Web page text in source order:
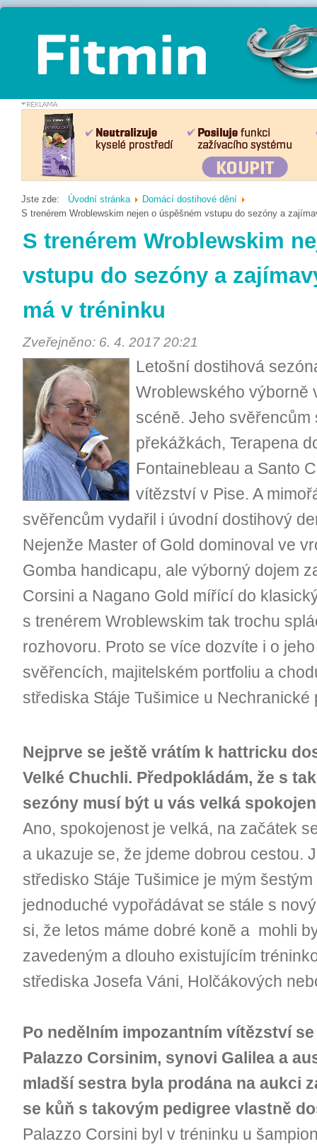
Jste zde: Úvodní stránka
Domácí dostihové dění
S trenérem Wroblewskim nejen o úspěšném vstupu do sezóny a
S trenérem Wroblewskim
vstupu do sezóny a
má v tréninku
Zveřejněno: 6. 4. 2017 20:21
Letošní dostihová
Wroblewského výborně
scéně. Jeho svěřencům
překážkách, Terapena
Fontainebleau a Santo
vítězství v Pise. A
svěřencům vydařil i úvodní dostihový
Nejenže Master of Gold dominoval ve
Gomba handicapu, ale výborný dojem
Corsini a Nagano Gold mířící do
s trenérem Wroblewskim tak trochu
rozhovoru. Proto se více dozvíte i o
svěřencích, majitelském portfoliu a
střediska Stáje Tušimice u
Nejprve se ještě vrátím k hattricku
Velké Chuchli. Předpokládám, že s
sezóny musí být u vás velká
Ano, spokojenost je velká, na začátek
a ukazuje se, že jdeme dobrou cestou.
středisko Stáje Tušimice je mým
jednoduché vypořádávat se stále s
si, že letos máme dobré koně a mohli
zavedeným a dlouho existujícím
střediska Josefa Váni, Holčákových
Po nedělním impozantním vítězství
Palazzo Corsinim, synovi Galilea a
mladší sestra byla prodána na aukci
se kůň s takovým pedigree vlastně
Palazzo Corsini byl v tréninku u